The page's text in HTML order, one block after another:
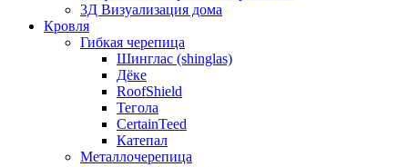
3Д Визуализация дома
Кровля
Гибкая черепица
Шинглас (shinglas)
Дёке
RoofShield
Тегола
CertainTeed
Катепал
Металлочерепица